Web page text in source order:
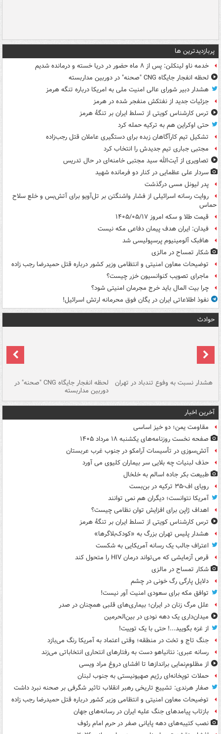
پربازدیدترین ها
خدمه ناو لینکلن: پس از ۸ ماه حضور در دریا خسته و درمانده‌ شدیم
لحظه انفجار جایگاه CNG "صحنه" در دوربین مداربسته
هشدار دبیر شورای عالی امنیت ملی به امریکا درباره تنگه هرمز
جزئیات جدید از نفتکش منفجر شده در هرمز
ترس کارشناس کویتی از تسلط ایران بر تنگۀ هرمز
حتی اوکراین هم به ترکیه حمله کرد
تشکیل تیم کارآگاهان زبده برای دستگیری عاملان قتل رجب‌زاده
مجتبی جباری تیم جدیدش را انتخاب کرد
تصاویری از آیت‌الله سید مجتبی خامنه‌ای در حال تدریس
سردار علی عظمایی در کنار دو فرمانده شهید
پدر لیونل مسی درگذشت
روایت رسانه اسرائیلی از فشار واشنگتن بر تل‌آویو برای آتش‌بس و خلع سلاح
حماس
قیمت طلا و سکه امروز ۱۴۰۵/۰۵/۱۷
فیدان: ایران هدف پیمان دفاعی مکه نیست
هافبک آلومینیوم پرسپولیسی شد
شکار تمساح در مالزی
توضیحات معاون امنیتی و انتظامی وزیر کشور درباره قتل حمیدرضا رجب زاده
ماجرای تصویب کنوانسیون خزر چیست؟
چرا بیت المال باید خرج مجرمان امنیتی شود؟
نفوذ اطلاعاتی ایران در یگان فوق محرمانه ارتش اسرائیل!
حوادث
هشدار نسبت به وفوع تندباد در تهران لحظه انفجار جایگاه CNG "صحنه" در
دوربین مداربسته
آخرین اخبار
مقاومت یمن؛ دو خیز اساسی
صفحه نخست روزنامه‌های یکشنبه ۱۸ مرداد ۱۴۰۵
آتش‌سوزی در تأسیسات آرامکو در جنوب غرب عربستان
حذف لبنیات چه بلایی سر بیماران کلیوی می آورد
طبیعت بکر جاده اسالم به خلخال
رویای اف-۳۵ ترکیه در بن‌بست
آمریکا نتوانست؛ دیگران هم نمی توانند
اهداف ژاپن برای افزایش توان نظامی چیست؟
ترس کارشناس کویتی از تسلط ایران بر تنگۀ هرمز
هشدار پلیس تهران بزرگ به «کودک‌بلاگرها»
اعتراف جالب یک رسانه آمریکایی به شکست
قرص آزمایشی که می‌تواند درمان HIV را متحول کند
شکار تمساح در مالزی
دلایل پارگی رگ خونی در چشم
توافق مکه برای سعودی امنیت آور نیست!
علل مرگ زنان در ایران؛ بیماری‌های قلبی همچنان در صدر
میدان‌داری یک دهه نودی در بین‌الحرمین
از غزه بگویید...! حتی با یک توییت!
جنگ تاج و تخت در منطقه؛ وقتی اعتماد به آمریکا رنگ می‌بازد
رسانه عبری: نتانیاهو دست به رفتارهای انتحاری انتخاباتی می‌زند
از مظلوم‌نمایی براندازها تا افشای دروغ مراد ویسی
حملات توپخانه‌ای رژیم صهیونیستی به جنوب لبنان
صفار هرندی: تشییع تاریخی رهبر انقلاب تاثیر شگرفی بر صحنه نبرد داشت
توضیحات معاون امنیتی و انتظامی وزیر کشور درباره قتل حمیدرضا رجب زاده
بازتاب پیامدهای جنگ علیه ایران در رسانه‌های جهان
نصب کتیبه‌های دهه پایانی صفر در حرم امام رئوف